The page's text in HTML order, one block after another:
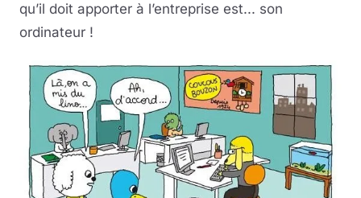
qu’il doit apporter à l’entreprise est... son
ordinateur !